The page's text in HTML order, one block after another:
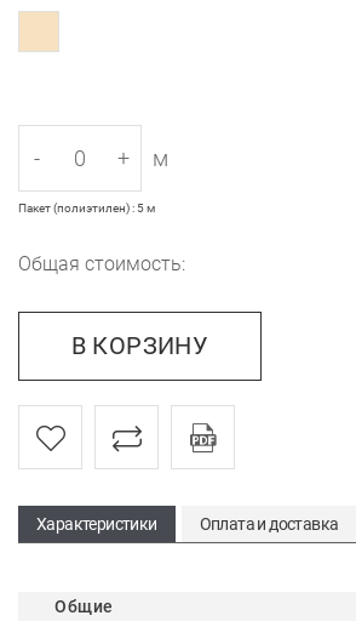
- + м
Пакет (полиэтилен) : 5 м
Общая стоимость:
В КОРЗИНУ
Характеристики Оплата и доставка
Общие